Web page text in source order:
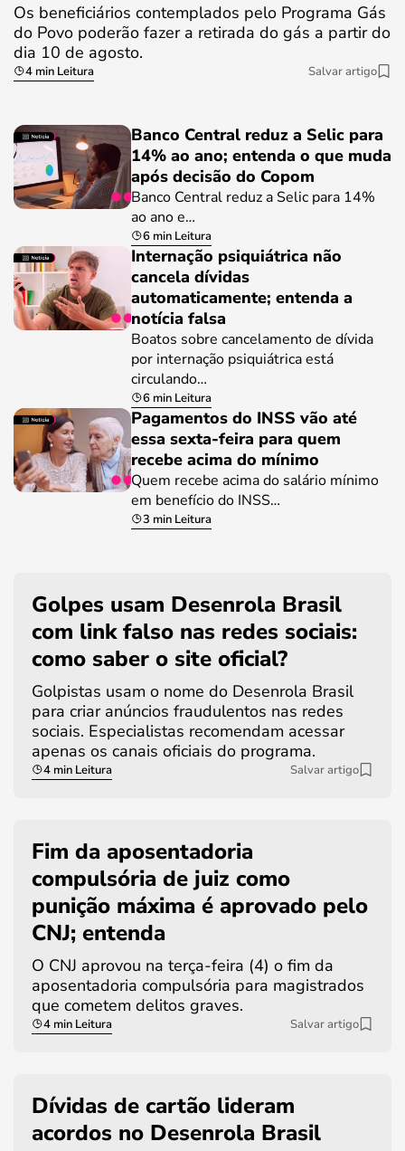
Os beneficiários contemplados pelo Programa Gás
do Povo poderão fazer a retirada do gás a partir do
dia 10 de agosto.
4 min Leitura Salvar artigo
Banco Central reduz a Selic para
14% ao ano; entenda o que muda
após decisão do Copom
Banco Central reduz a Selic para 14%
ao ano e…
6 min Leitura
Internação psiquiátrica não
cancela dívidas
automaticamente; entenda a
notícia falsa
Boatos sobre cancelamento de dívida
por internação psiquiátrica está
circulando…
6 min Leitura
Pagamentos do INSS vão até
essa sexta-feira para quem
recebe acima do mínimo
Quem recebe acima do salário mínimo
em benefício do INSS…
3 min Leitura
Golpes usam Desenrola Brasil
com link falso nas redes sociais:
como saber o site oficial?
Golpistas usam o nome do Desenrola Brasil
para criar anúncios fraudulentos nas redes
sociais. Especialistas recomendam acessar
apenas os canais oficiais do programa.
4 min Leitura Salvar artigo
Fim da aposentadoria
compulsória de juiz como
punição máxima é aprovado pelo
CNJ; entenda
O CNJ aprovou na terça-feira (4) o fim da
aposentadoria compulsória para magistrados
que cometem delitos graves.
4 min Leitura Salvar artigo
Dívidas de cartão lideram
acordos no Desenrola Brasil